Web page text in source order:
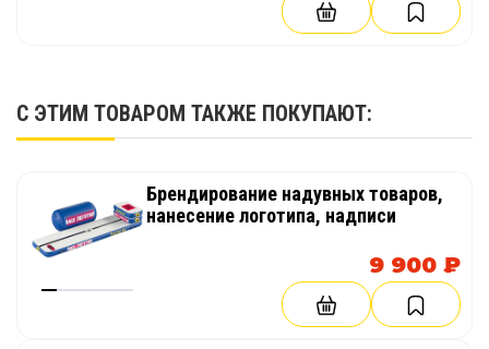
С ЭТИМ ТОВАРОМ ТАКЖЕ ПОКУПАЮТ:
Брендирование надувных товаров,
нанесение логотипа, надписи
9 900 ₽